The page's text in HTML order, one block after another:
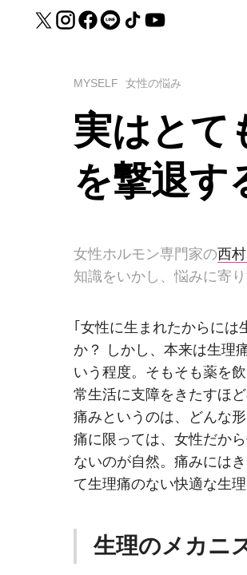
MYSELF 女性の悩み
実はとて
を撃退す
女性ホルモン専門家の西
知識をいかし、悩みに寄
｢女性に生まれたからに
か？ しかし、本来は生理
いう程度。そもそも薬を
常生活に支障をきたすほ
痛みというのは、どんな
痛に限っては、女性だか
ないのが自然。痛みには
て生理痛のない快適な生
生理のメカニ